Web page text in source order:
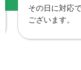
その日に対応で
ございます。